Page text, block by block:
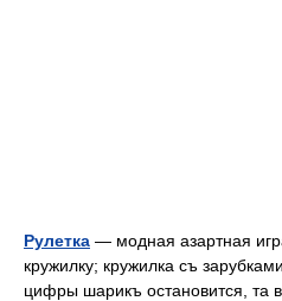
Рулетка — модная азартная
кружилку; кружилка съ
цифры шарикъ остановится, та